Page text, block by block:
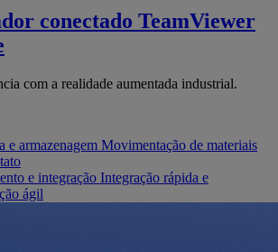
conectado TeamViewer
com a realidade aumentada industrial.
e armazenagem Movimentação de materiais
e integração Integração rápida e
ágil